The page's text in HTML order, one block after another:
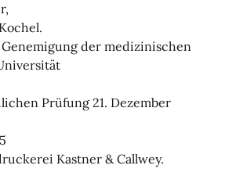
der medizinischen
Prüfung 21. Dezember
Kastner & Callwey.